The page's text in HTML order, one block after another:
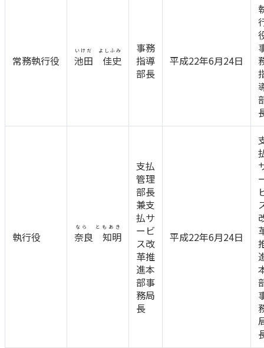
保険用語集
お問い合わせ
ラジオ体操ポータルサイト
常務執行役 池田 佳史
いけだ よしふみ
事務
指導
部長
平成22年6月24日
執行役 奈良 知明
なら ともあき
支払
管理
部長
兼支
払サ
ービ
ス改
革推
進本
部事
務局
長
平成22年6月24日